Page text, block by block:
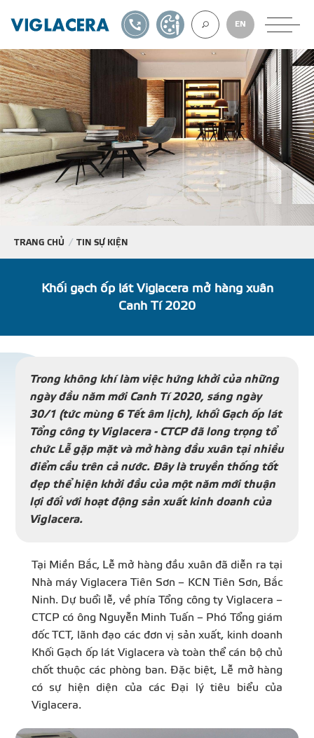
VỀ CHÚNG
GẠCH ỐP LÁT
BÊ TÔNG KHÍ
DỰ
KÊNH PHÂN
THƯ
TIN SỰ KIỆN
LIÊN HỆ - TƯ
EN
1900561582TỰ THIẾT KẾ
TRANG CHỦ TIN SỰ KIỆN
Khối gạch ốp lát Viglacera mở hàng xuân
Canh Tí 2020
Trong không khí làm việc hứng khởi của những
ngày đầu năm mới Canh Tí 2020, sáng ngày
30/1 (tức mùng 6 Tết âm lịch), khối Gạch ốp lát
Tổng công ty Viglacera - CTCP đã long trọng tổ
chức Lễ gặp mặt và mở hàng đầu xuân tại nhiều
điểm cầu trên cả nước. Đây là truyền thống tốt
đẹp thể hiện khởi đầu của một năm mới thuận
lợi đối với hoạt động sản xuất kinh doanh của
Viglacera.
Tại Miền Bắc, Lễ mở hàng đầu xuân đã diễn ra tại
Nhà máy Viglacera Tiên Sơn – KCN Tiên Sơn, Bắc
Ninh. Dự buổi lễ, về phía Tổng công ty Viglacera –
CTCP có ông Nguyễn Minh Tuấn – Phó Tổng giám
đốc TCT, lãnh đạo các đơn vị sản xuất, kinh doanh
Khối Gạch ốp lát Viglacera và toàn thể cán bộ chủ
chốt thuộc các phòng ban. Đặc biệt, Lễ mở hàng
có sự hiện diện của các Đại lý tiêu biểu của
Viglacera.